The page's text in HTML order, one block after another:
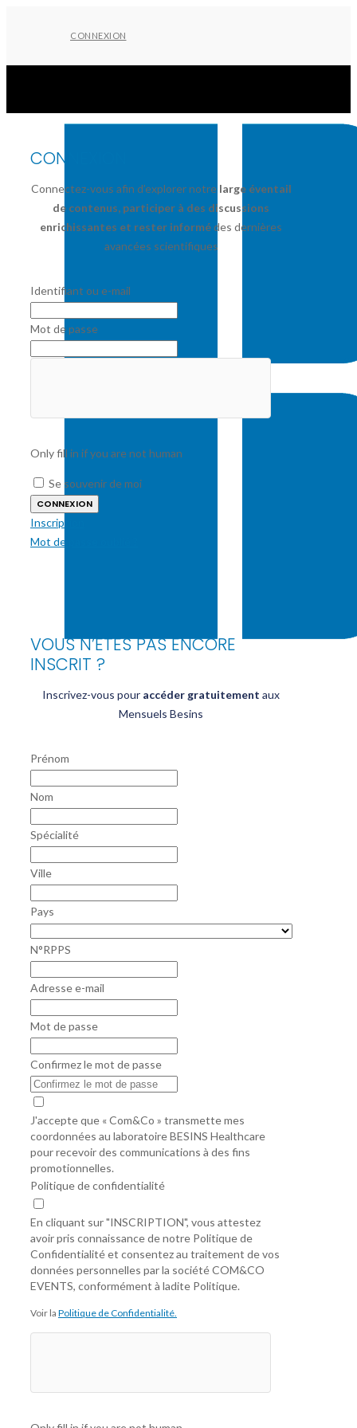
CONNEXION
CONNEXION
Connectez-vous afin d’explorer notre large éventail
de contenus, participer à des discussions
enrichissantes et rester informé des dernières
avancées scientifiques
Identifiant ou e-mail
Mot de passe
Only fill in if you are not human
Se souvenir de moi
Inscription
Mot de passe oublié ?
VOUS N’ÊTES PAS ENCORE
INSCRIT ?
Inscrivez-vous pour accéder gratuitement aux
Mensuels Besins
Prénom
Nom
Spécialité
Ville
Pays
N°RPPS
Adresse e-mail
Mot de passe
Confirmez le mot de passe
J'accepte que « Com&Co » transmette mes
coordonnées au laboratoire BESINS Healthcare
pour recevoir des communications à des fins
promotionnelles.
Politique de confidentialité
En cliquant sur "INSCRIPTION", vous attestez
avoir pris connaissance de notre Politique de
Confidentialité et consentez au traitement de vos
données personnelles par la société COM&CO
EVENTS, conformément à ladite Politique.
Voir la Politique de Confidentialité.